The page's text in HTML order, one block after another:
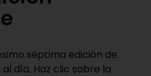
séptima edición de
día. Haz clic sobre la